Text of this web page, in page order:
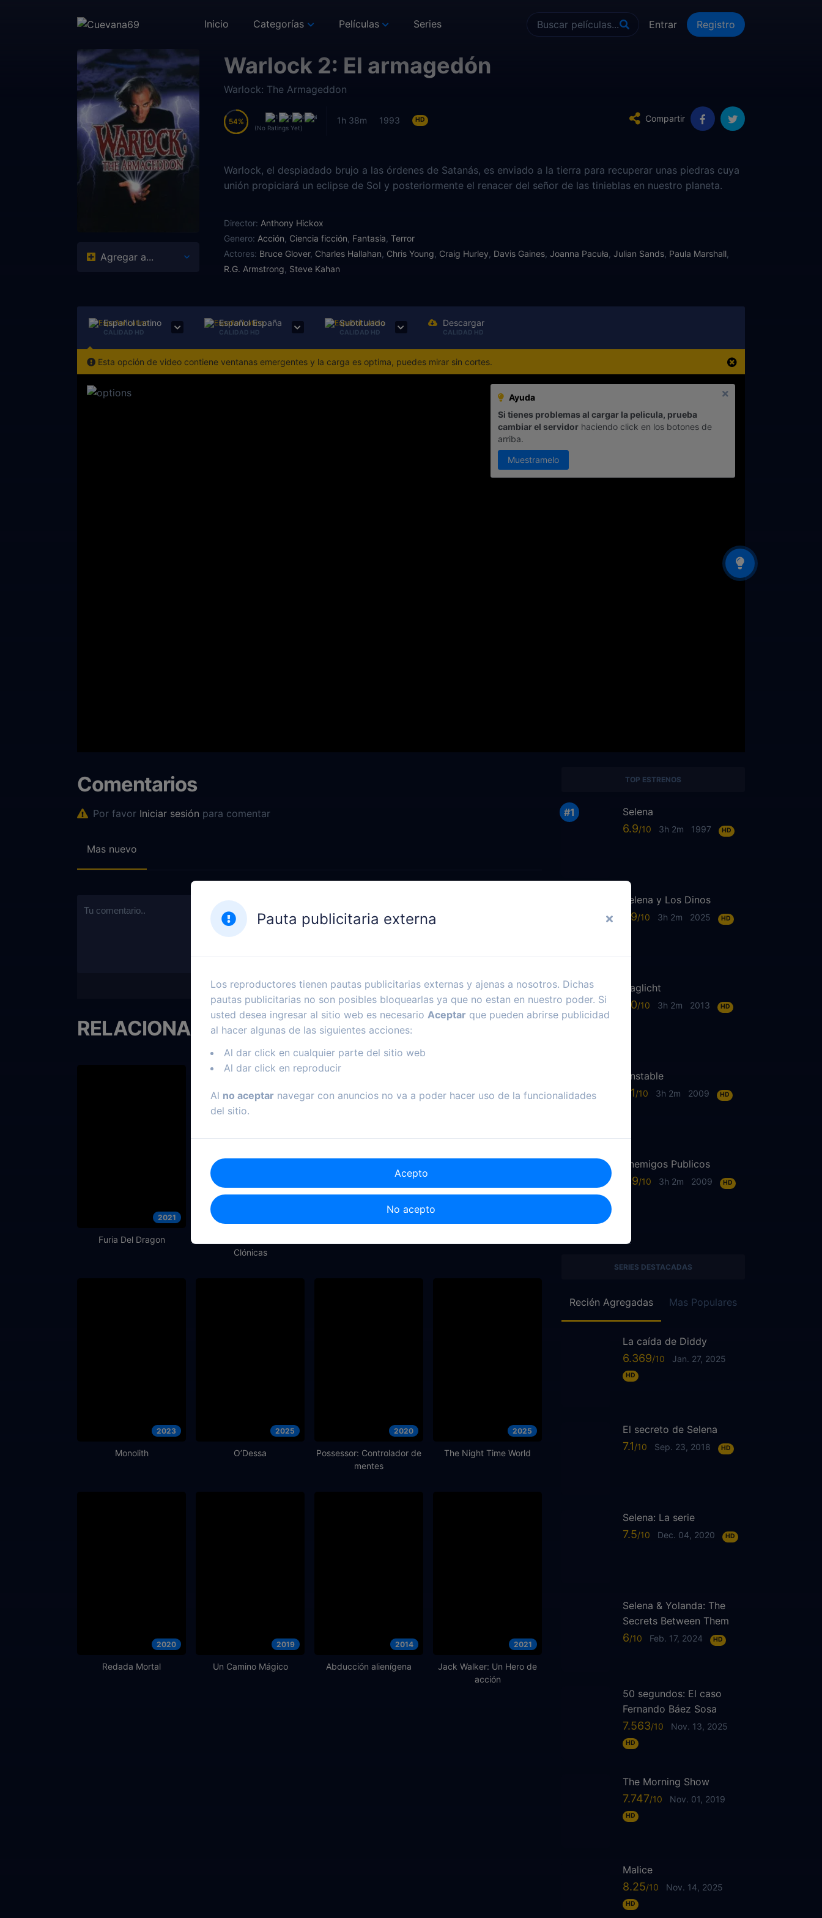
Entrar Registro
Inicio Categorías Películas Series
Agregar a...
Warlock 2: El armagedón
Warlock: The Armageddon
54
54
(No Ratings Yet)
1h 38m 1993 HD Compartir
Warlock, el despiadado brujo a las órdenes de Satanás, es enviado a la tierra para recuperar unas piedras cuya
unión propiciará un eclipse de Sol y posteriormente el renacer del señor de las tinieblas en nuestro planeta.
Director: Anthony Hickox
Genero: Acción Ciencia ficción Fantasía Terror
Actores: Bruce Glover, Charles Hallahan Chris Young Craig Hurley Davis Gaines Joanna Pacuła Julian Sands Paula Marshall
R.G. Armstrong Steve Kahan
Español Latino
CALIDAD HD
Español España
CALIDAD HD
Subtitulado
CALIDAD HD
Descargar
CALIDAD HD
Esta opción de video contiene ventanas emergentes y la carga es optima, puedes mirar sin cortes.
Ayuda
Si tienes problemas al cargar la pelicula, prueba
cambiar el servidor haciendo click en los botones de
arriba.
Muestramelo
Comentarios
Por favor Iniciar sesión para comentar
Mas nuevo
RELACIONADOS
2021
Furia Del Dragon
Clónicas
2023
Monolith
2025
O’Dessa
2020
Possessor: Controlador de
mentes
2025
The Night Time World
2020
Redada Mortal
2019
Un Camino Mágico
2014
Abducción alienígena
2021
Jack Walker: Un Hero de
acción
TOP ESTRENOS
Selena
6.9 3h 2m 1997 HD
Selena y Los Dinos
7.9 3h 2m 2025 HD
Daglicht
7.0 3h 2m 2013 HD
Unstable
6.1 3h 2m 2009 HD
Enemigos Publicos
6.9 3h 2m 2009 HD
SERIES DESTACADAS
Recién Agregadas Mas Populares
La caída de Diddy
6.369 Jan. 27, 2025
HD
El secreto de Selena
7.1 Sep. 23, 2018 HD
Selena: La serie
7.5 Dec. 04, 2020 HD
Selena & Yolanda: The
Secrets Between Them
6 Feb. 17, 2024 HD
50 segundos: El caso
Fernando Báez Sosa
7.563 Nov. 13, 2025
HD
The Morning Show
7.747 Nov. 01, 2019
HD
Malice
8.25 Nov. 14, 2025
HD
Pauta publicitaria externa
Los reproductores tienen pautas publicitarias externas y ajenas a nosotros. Dichas
pautas publicitarias no son posibles bloquearlas ya que no estan en nuestro poder. Si
usted desea ingresar al sitio web es necesario Aceptar que pueden abrirse publicidad
al hacer algunas de las siguientes acciones:
Al dar click en cualquier parte del sitio web
Al dar click en reproducir
Al no aceptar navegar con anuncios no va a poder hacer uso de la funcionalidades
del sitio.
Acepto
No acepto